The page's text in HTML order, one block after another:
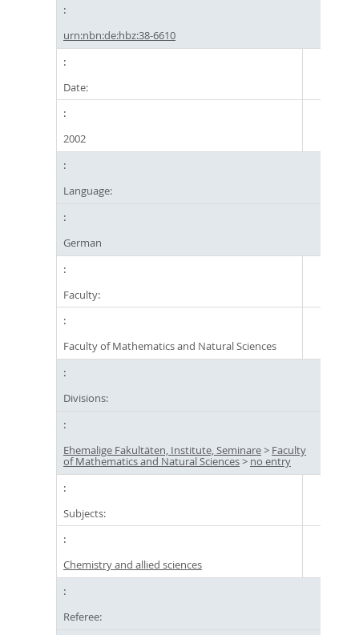
urn:nbn:de:hbz:38-6610
Date:
2002
Language:
German
Faculty:
Faculty of Mathematics and Natural Sciences
Divisions:
Ehemalige Fakultäten, Institute, Seminare> Faculty
of Mathematics and Natural Sciences> no entry
Subjects:
Chemistry and allied sciences
Referee: